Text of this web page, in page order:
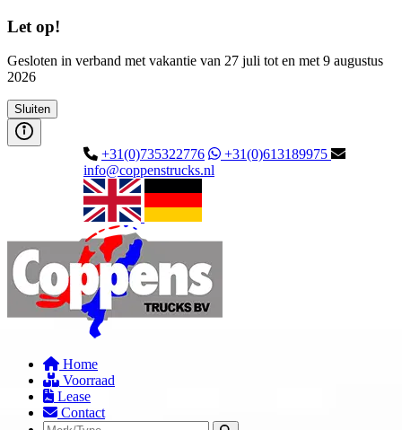
Let op!
Gesloten in verband met vakantie van 27 juli tot en met 9 augustus
2026
Sluiten
+31(0)735322776
+31(0)613189975
info@coppenstrucks.nl
Home
Voorraad
Lease
Contact